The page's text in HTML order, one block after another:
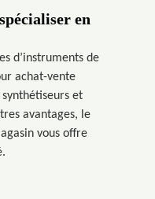
en
d’instruments de
achat-vente
et
avantages, le
vous offre